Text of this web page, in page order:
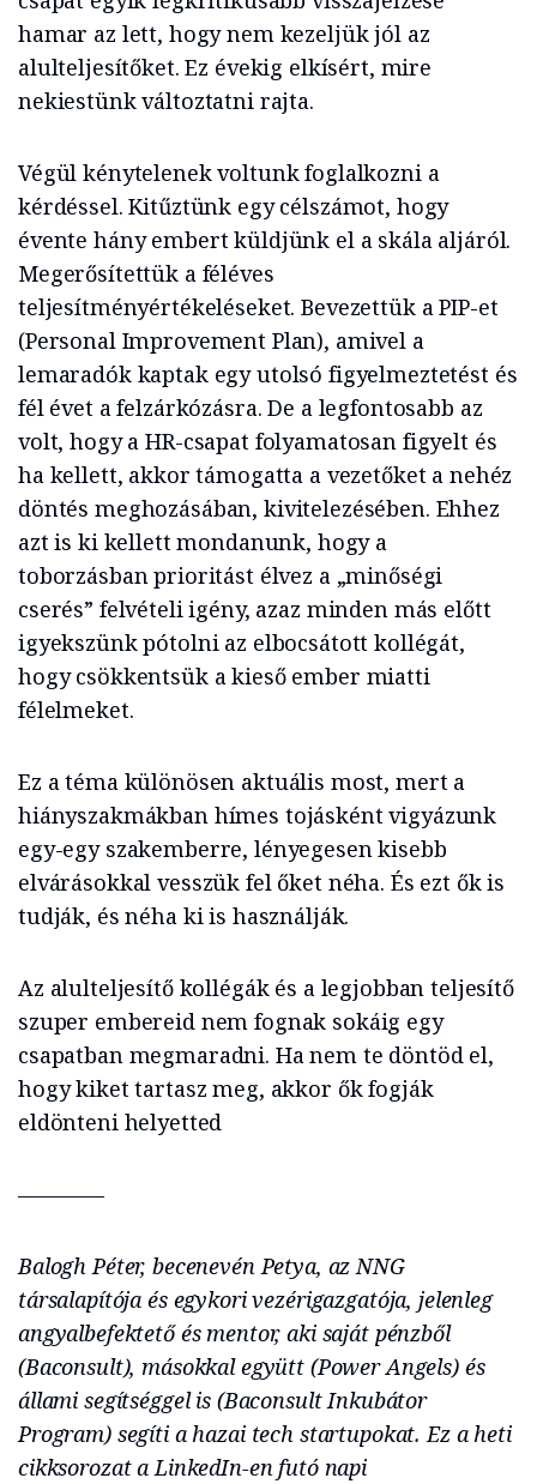
hamar az lett, hogy nem kezeljük jól az
alulteljesítőket. Ez évekig elkísért, mire
nekiestünk változtatni rajta.
Végül kénytelenek voltunk foglalkozni a
kérdéssel. Kitűztünk egy célszámot, hogy
évente hány embert küldjünk el a skála aljáról.
Megerősítettük a féléves
teljesítményértékeléseket. Bevezettük a PIP-et
(Personal Improvement Plan), amivel a
lemaradók kaptak egy utolsó figyelmeztetést és
fél évet a felzárkózásra. De a legfontosabb az
volt, hogy a HR-csapat folyamatosan figyelt és
ha kellett, akkor támogatta a vezetőket a nehéz
döntés meghozásában, kivitelezésében. Ehhez
azt is ki kellett mondanunk, hogy a
toborzásban prioritást élvez a „minőségi
cserés” felvételi igény, azaz minden más előtt
igyekszünk pótolni az elbocsátott kollégát,
hogy csökkentsük a kieső ember miatti
félelmeket.
Ez a téma különösen aktuális most, mert a
hiányszakmákban hímes tojásként vigyázunk
egy-egy szakemberre, lényegesen kisebb
elvárásokkal vesszük fel őket néha. És ezt ők is
tudják, és néha ki is használják.
Az alulteljesítő kollégák és a legjobban teljesítő
szuper embereid nem fognak sokáig egy
csapatban megmaradni. Ha nem te döntöd el,
hogy kiket tartasz meg, akkor ők fogják
eldönteni helyetted
————
Balogh Péter, becenevén Petya, az NNG
társalapítója és egykori vezérigazgatója, jelenleg
angyalbefektető és mentor, aki saját pénzből
(Baconsult), másokkal együtt (Power Angels) és
állami segítséggel is (Baconsult Inkubátor
Program) segíti a hazai tech startupokat. Ez a heti
cikksorozat a LinkedIn-en futó napi